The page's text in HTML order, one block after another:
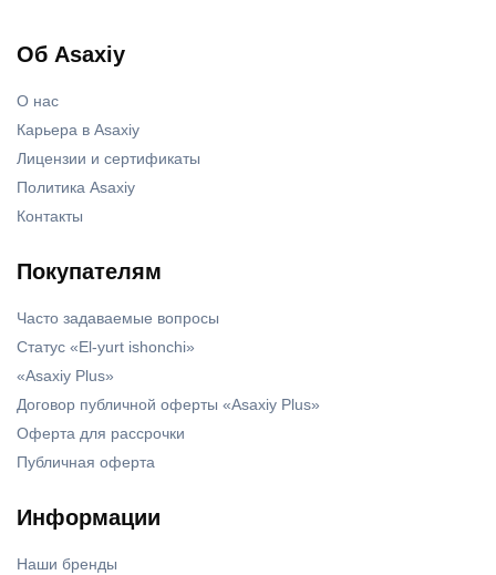
Об Asaxiy
О нас
Карьера в Asaxiy
Лицензии и сертификаты
Политика Asaxiy
Контакты
Покупателям
Часто задаваемые вопросы
Статус «El-yurt ishonchi»
«Asaxiy Plus»
Договор публичной оферты «Asaxiy Plus»
Оферта для рассрочки
Публичная оферта
Информации
Наши бренды